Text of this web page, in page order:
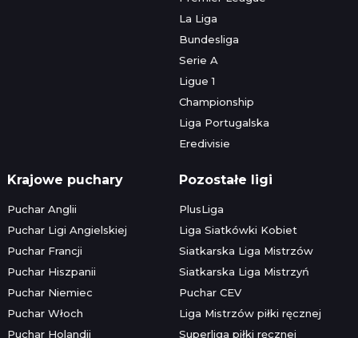
La Liga
Bundesliga
Serie A
Ligue 1
Championship
Liga Portugalska
Eredivisie
Krajowe puchary
Puchar Anglii
Puchar Ligi Angielskiej
Puchar Francji
Puchar Hiszpanii
Puchar Niemiec
Puchar Włoch
Puchar Holandii
Pozostałe ligi
PlusLiga
Liga Siatkówki Kobiet
Siatkarska Liga Mistrzów
Siatkarska Liga Mistrzyń
Puchar CEV
Liga Mistrzów piłki ręcznej
Superliga piłki ręcznej